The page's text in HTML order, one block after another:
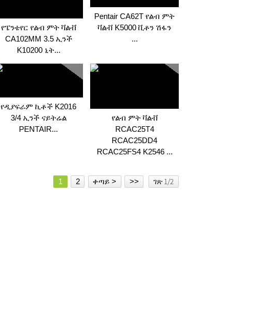
የፔንቴየር የልብ ምት ቫልቭ
CA102MM 3.5 ኢንች
K10200 ኒት...
Pentair CA62T የልብ ምት
ቫልቭ K5000 ቪቶን ሽፋን
...
የዲያፍራም ኪቶች K2016
3/4 ኢንች ናይትሬል
PENTAIR...
የልብ ምት ቫልቭ
RCAC25T4
RCAC25DD4
RCAC25FS4 K2546 ...
1 2 ቀጣይ > >> ገጽ 1/2